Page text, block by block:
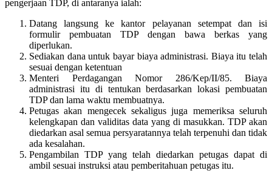
pengerjaan TDP, di antaranya ialah:
Datang langsung ke kantor pelayanan setempat dan isi
formulir pembuatan TDP dengan bawa berkas yang
diperlukan.
Sediakan dana untuk bayar biaya administrasi. Biaya itu telah
sesuai dengan ketentuan
Menteri Perdagangan Nomor 286/Kep/II/85. Biaya
administrasi itu di tentukan berdasarkan lokasi pembuatan
TDP dan lama waktu membuatnya.
Petugas akan mengecek sekaligus juga memeriksa seluruh
kelengkapan dan validitas data yang di masukkan. TDP akan
diedarkan asal semua persyaratannya telah terpenuhi dan tidak
ada kesalahan.
Pengambilan TDP yang telah diedarkan petugas dapat di
ambil sesuai instruksi atau pemberitahuan petugas itu.